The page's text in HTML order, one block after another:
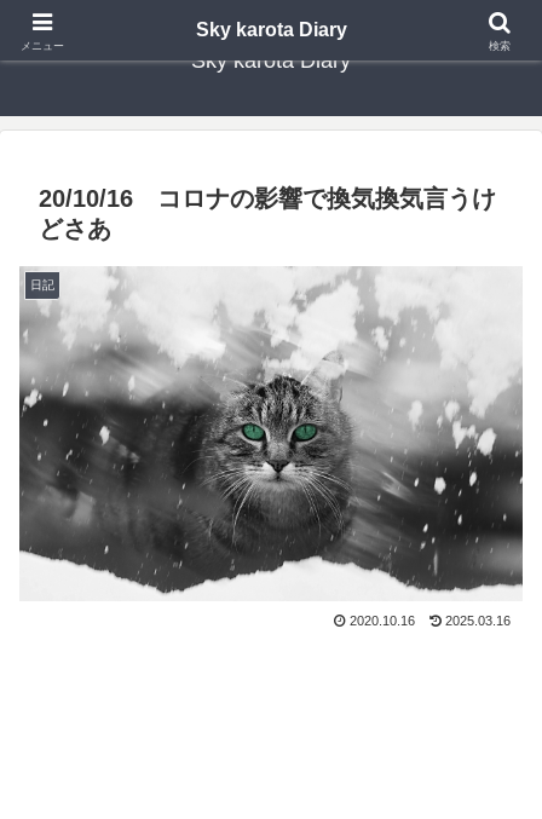
Sky karota Diary
20/10/16 コロナの影響で換気換気言うけ
どさあ
日記
2020.10.16 2025.03.16
メニュー
Sky karota Diary
検索